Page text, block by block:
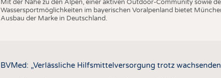
Mit der Nähe zu den Alpen, einer aktiven Outdoor-Community sowie
Wassersportmöglichkeiten im bayerischen Voralpenland bietet
Ausbau der Marke in Deutschland.
BVMed: „Verlässliche Hilfsmittelversorgung trotz